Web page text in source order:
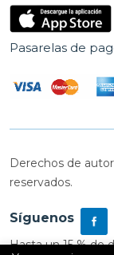
Pasarelas de
Derechos de
reservados.
Síguenos
Hasta un 15 % de